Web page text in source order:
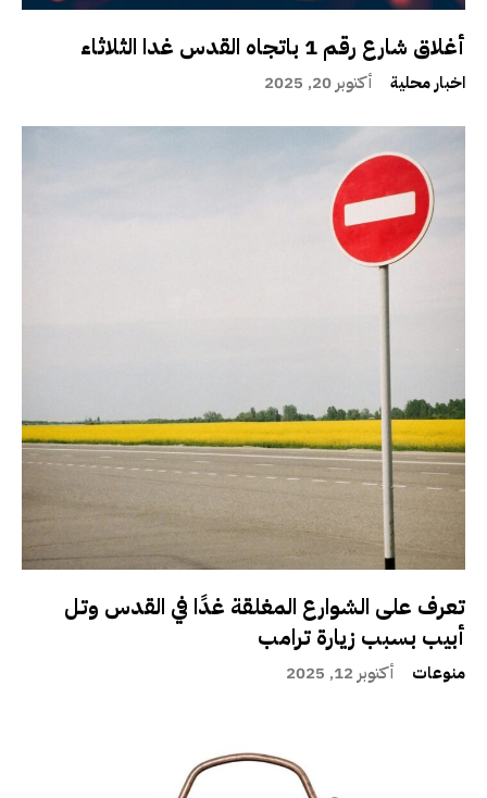
أغلاق شارع رقم 1 باتجاه القدس غدا الثلاثاء
اخبار محلية أكتوبر 20, 2025
تعرف على الشوارع المغلقة غدًا في القدس وتل
أبيب بسبب زيارة ترامب
منوعات أكتوبر 12, 2025